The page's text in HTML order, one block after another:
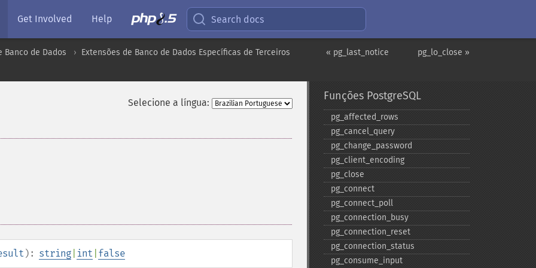
Get Involved Help Search docs
pg_lo_close »
« pg_last_notice
Banco de Dados Extensões de Banco de Dados Específicas de Terceiros
Selecione a língua:
): string int false
Funções PostgreSQL
pg_​affected_​rows
pg_​cancel_​query
pg_​change_​password
pg_​client_​encoding
pg_​close
pg_​connect
pg_​connect_​poll
pg_​connection_​busy
pg_​connection_​reset
pg_​connection_​status
pg_​consume_​input